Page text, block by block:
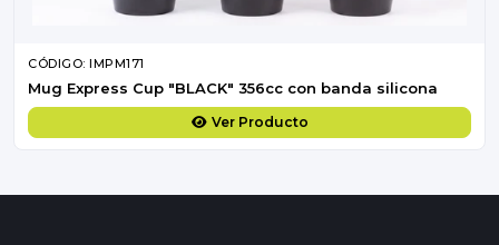
CÓDIGO: IMPM171
Mug Express Cup "BLACK" 356cc con banda silicona
Ver Producto